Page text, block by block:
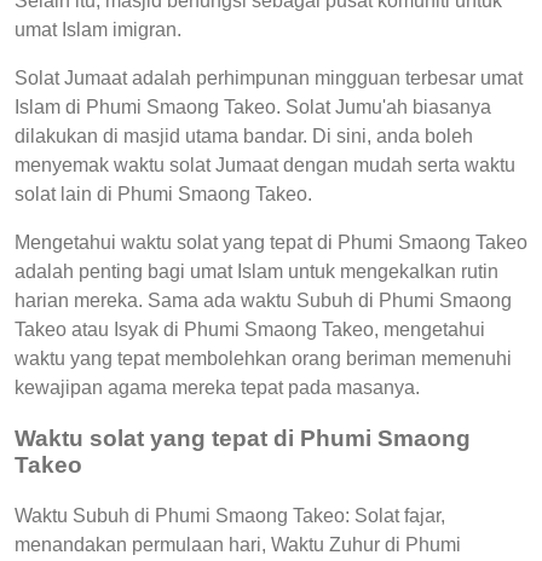
umat Islam imigran.
Solat Jumaat adalah perhimpunan mingguan terbesar umat
Islam di Phumi Smaong Takeo. Solat Jumu'ah biasanya
dilakukan di masjid utama bandar. Di sini, anda boleh
menyemak waktu solat Jumaat dengan mudah serta waktu
solat lain di Phumi Smaong Takeo.
Mengetahui waktu solat yang tepat di Phumi Smaong Takeo
adalah penting bagi umat Islam untuk mengekalkan rutin
harian mereka. Sama ada waktu Subuh di Phumi Smaong
Takeo atau Isyak di Phumi Smaong Takeo, mengetahui
waktu yang tepat membolehkan orang beriman memenuhi
kewajipan agama mereka tepat pada masanya.
Waktu solat yang tepat di Phumi Smaong
Takeo
Waktu Subuh di Phumi Smaong Takeo: Solat fajar,
menandakan permulaan hari, Waktu Zuhur di Phumi